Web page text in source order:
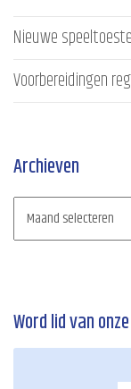
Nieuwe
Voorbereidingen
Archieven
Word lid van